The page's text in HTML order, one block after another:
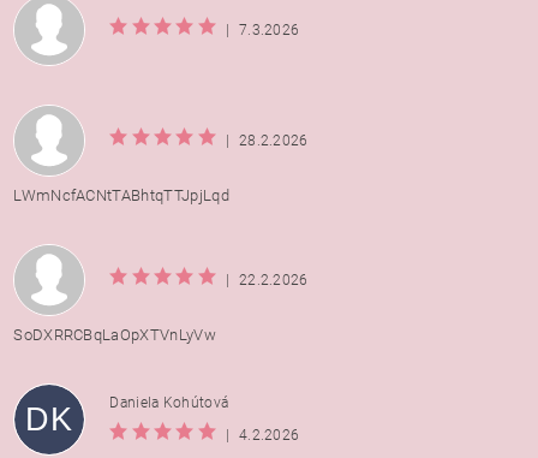
| 7.3.2026
| 28.2.2026
LWmNcfACNtTABhtqTTJpjLqd
| 22.2.2026
SoDXRRCBqLaOpXTVnLyVw
DK
Daniela Kohútová
|
4.2.2026